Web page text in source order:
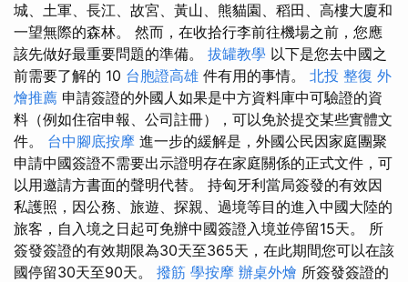
城、土軍、長江、故宮、黃山、熊貓園、稻田、高樓大廈和
一望無際的森林。 然而，在收拾行李前往機場之前，您應
該先做好最重要問題的準備。 拔罐教學 以下是您去中國之
前需要了解的 10 台胞證高雄 件有用的事情。 北投 整復 外
燴推薦 申請簽證的外國人如果是中方資料庫中可驗證的資
料（例如住宿申報、公司註冊），可以免於提交某些實體文
件。 台中腳底按摩 進一步的緩解是，外國公民因家庭團聚
申請中國簽證不需要出示證明存在家庭關係的正式文件，可
以用邀請方書面的聲明代替。 持匈牙利當局簽發的有效因
私護照，因公務、旅遊、探親、過境等目的進入中國大陸的
旅客，自入境之日起可免辦中國簽證入境並停留15天。 所
簽發簽證的有效期限為30天至365天，在此期間您可以在該
國停留30天至90天。 撥筋 學按摩 辦桌外燴 所簽發簽證的